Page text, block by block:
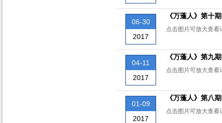
《万蓬人》第十期
06-30
2017
点击图片可放大查看
《万蓬人》第九期
04-11
2017
点击图片可放大查看
《万蓬人》第八期
01-09
2017
点击图片可放大查看